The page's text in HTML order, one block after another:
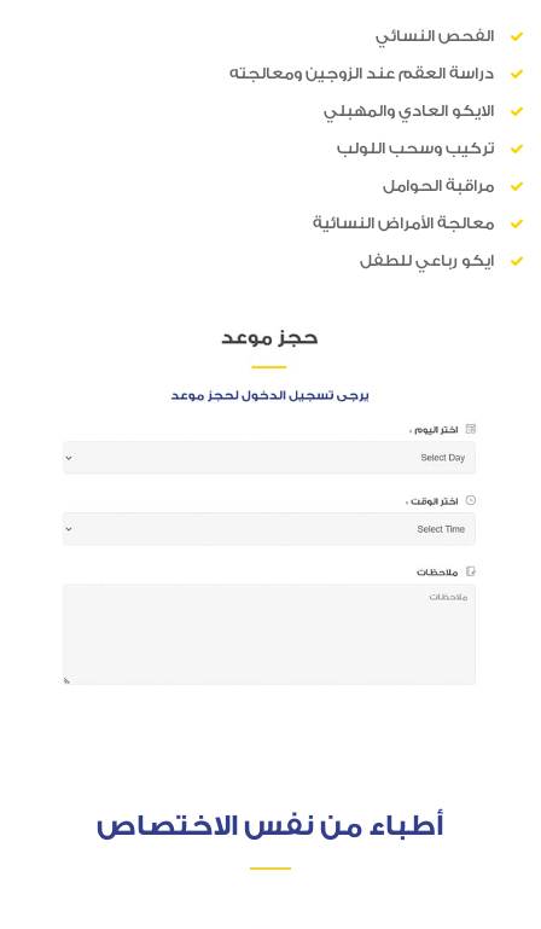
الفحص النسائي
دراسة العقم عند الزوجين ومعالجته
الايكو العادي والمهبلي
تركيب وسحب اللولب
مراقبة الحوامل
معالجة الأمراض النسائية
ايكو رباعي للطفل
أطباء من نفس الاختصاص